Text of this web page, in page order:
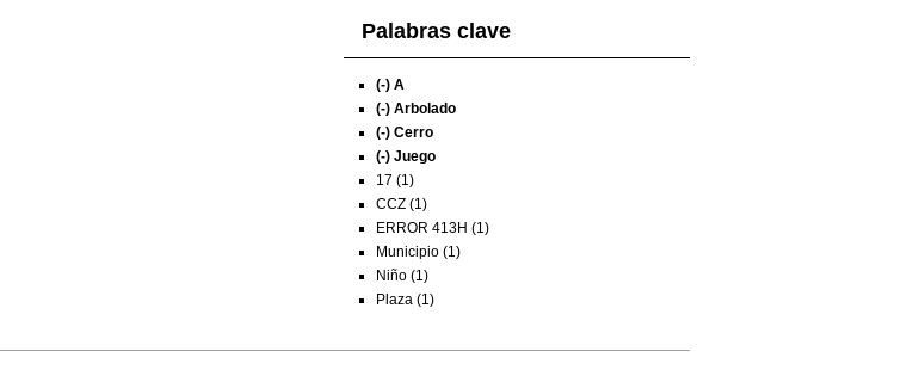
Palabras clave
(-) A
(-) Arbolado
(-) Cerro
(-) Juego
17 (1)
CCZ (1)
ERROR 413H (1)
Municipio (1)
Niño (1)
Plaza (1)